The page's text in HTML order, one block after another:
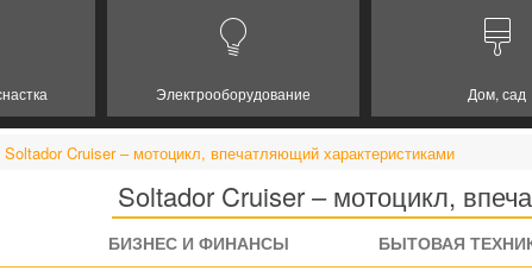
Электрооборудование Дом, сад
Soltador Cruiser – мотоцикл, впечатляющий характеристиками
Soltador Cruiser – мотоцикл,
БИЗНЕС И ФИНАНСЫ БЫТОВАЯ